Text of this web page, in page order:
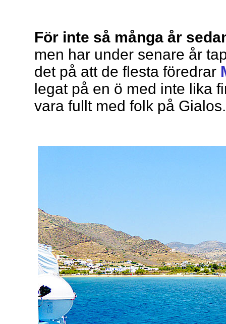
För inte så många år
men har under senare år
det på att de flesta föredrar
legat på en ö med inte lika
vara fullt med folk på Gialos.